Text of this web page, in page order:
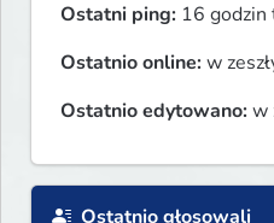
Ostatni ping: 16 godzin
Ostatnio online:w
Ostatnio edytowano:w
Ostatnio głosowali